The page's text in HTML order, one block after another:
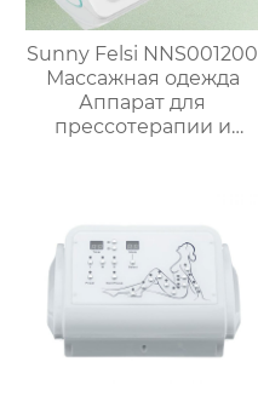
Sunny Felsi NNS001200
Массажная одежда
Аппарат для
прессотерапии и